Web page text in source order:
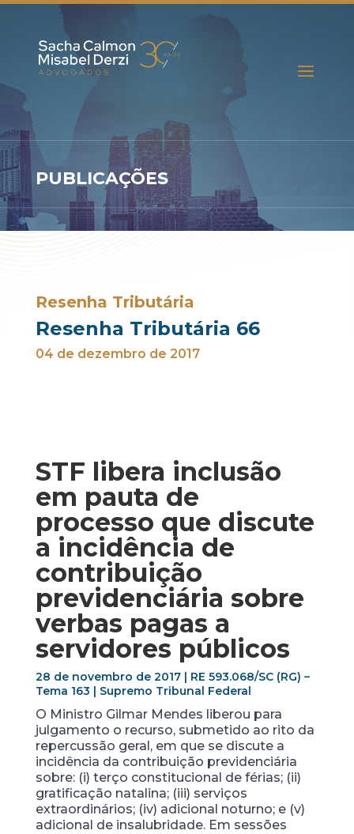
PUBLICAÇÕES
Resenha Tributária
Resenha Tributária 66
04 de dezembro de 2017
STF libera inclusão
em pauta de
processo que discute
a incidência de
contribuição
previdenciária sobre
verbas pagas a
servidores públicos
28 de novembro de 2017 | RE 593.068/SC (RG) –
Tema 163 | Supremo Tribunal Federal
O Ministro Gilmar Mendes liberou para
julgamento o recurso, submetido ao rito da
repercussão geral, em que se discute a
incidência da contribuição previdenciária
sobre: (i) terço constitucional de férias; (ii)
gratificação natalina; (iii) serviços
extraordinários; (iv) adicional noturno; e (v)
adicional de insalubridade. Em sessões